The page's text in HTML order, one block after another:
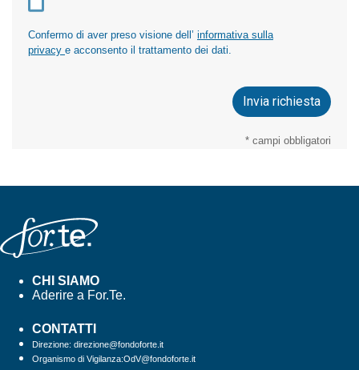
Confermo di aver preso visione dell’ informativa sulla
privacy e acconsento il trattamento dei dati.
* campi obbligatori
CHI SIAMO
Aderire a For.Te.
CONTATTI
Direzione: direzione@fondoforte.it
Organismo di Vigilanza:OdV@fondoforte.it